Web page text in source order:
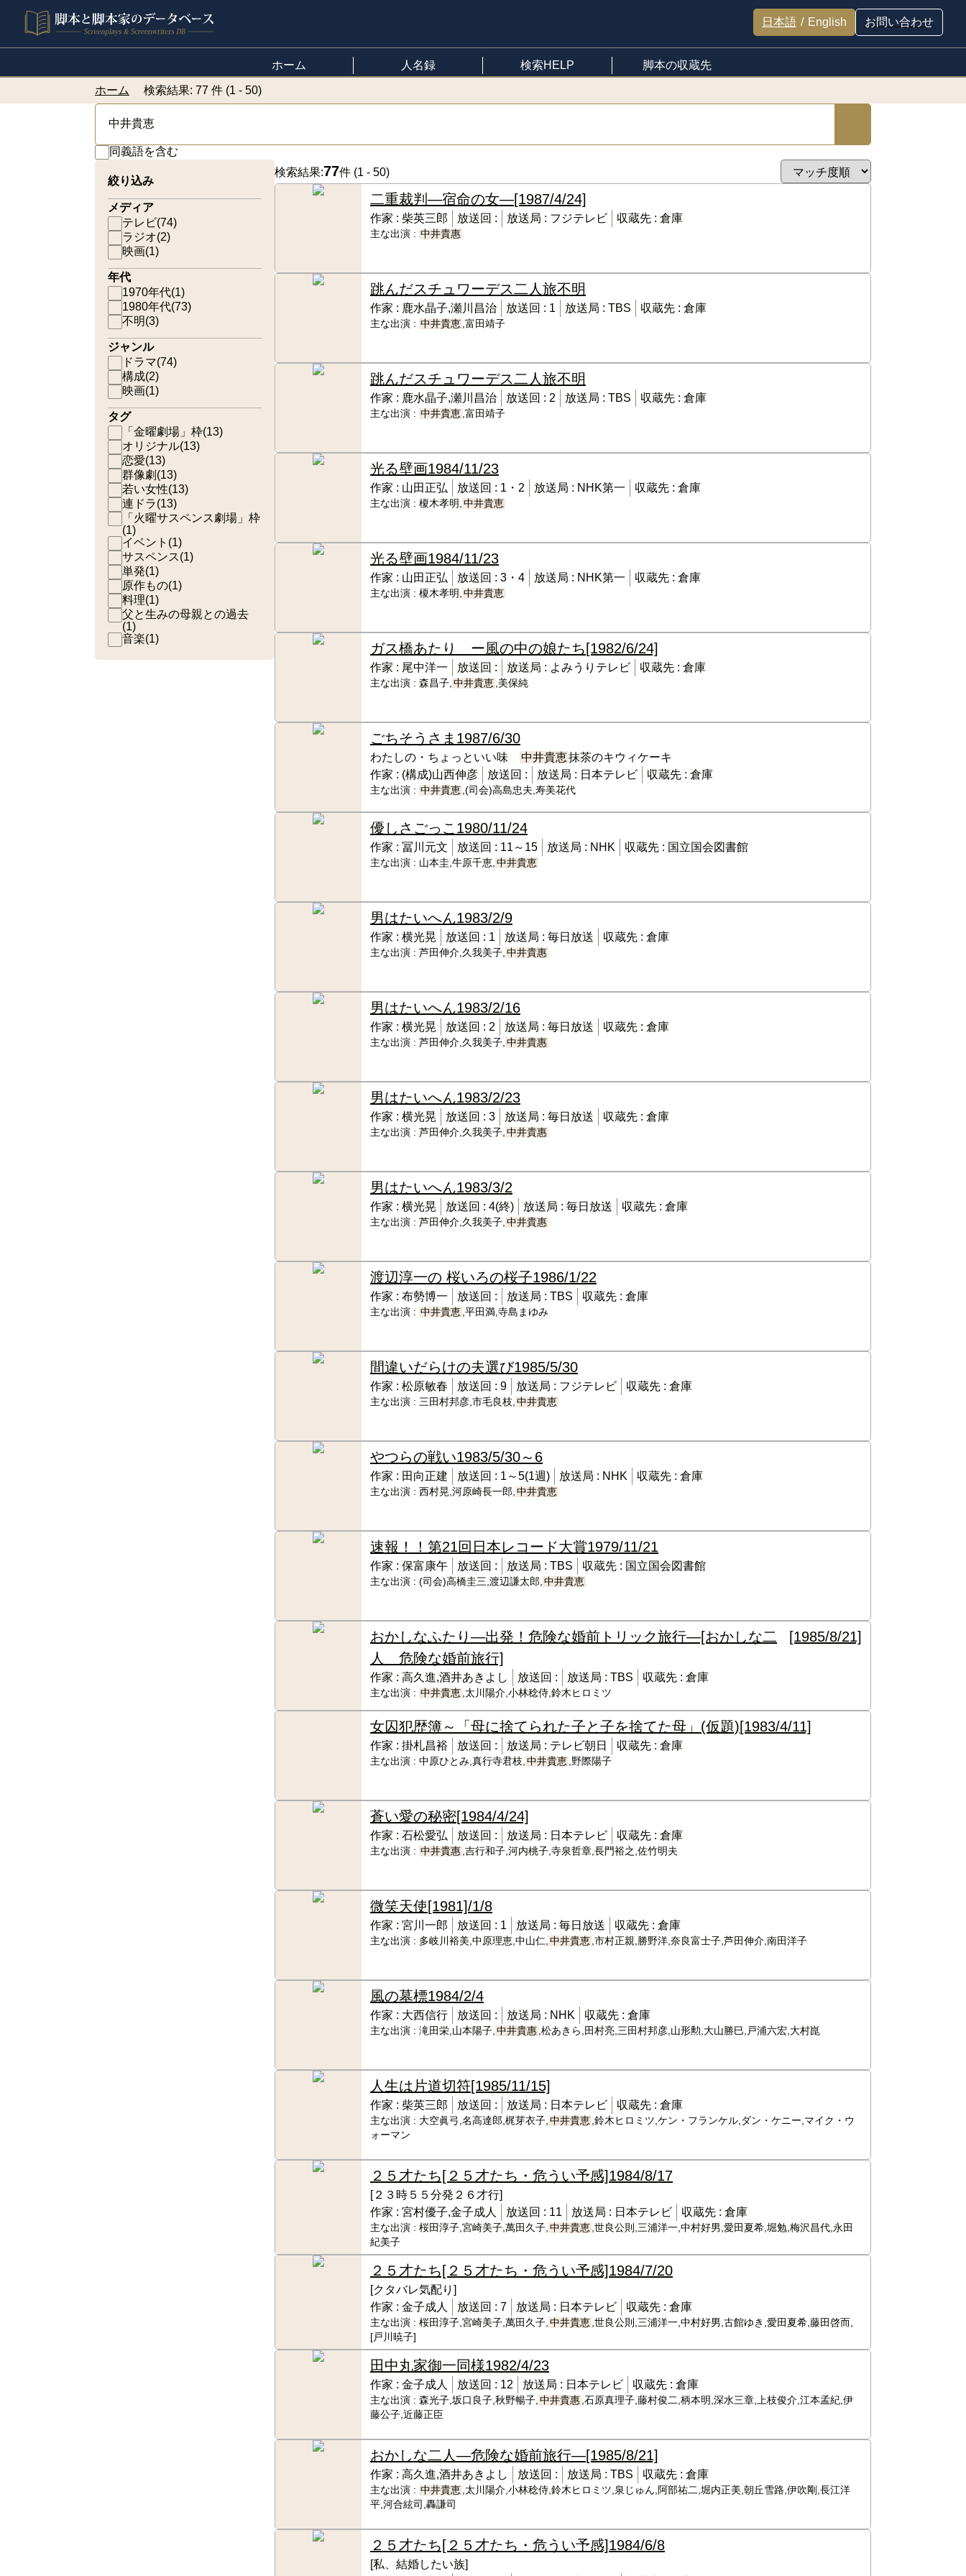
日本語 / English お問い合わせ
ホーム 人名録 検索HELP 脚本の収蔵先
ホーム 検索結果: 77 件 (1 - 50)
同義語を含む
絞り込み
メディア
テレビ(74)
ラジオ(2)
映画(1)
年代
1970年代(1)
1980年代(73)
不明(3)
ジャンル
ドラマ(74)
構成(2)
映画(1)
タグ
「金曜劇場」枠(13)
オリジナル(13)
恋愛(13)
群像劇 (13)
若い女性(13)
連ドラ(13)
「火曜サスペンス劇場」枠
(1)
イベント (1)
サスペンス(1)
単発(1)
原作もの(1)
料理(1)
父と生みの母親との過去
(1)
音楽(1)
検索結果:77件 (1 - 50)
二重裁判—宿命の女—[1987/4/24]
作家 : 柴英三郎 放送回 : 放送局 : フジテレビ 収蔵先 : 倉庫
主な出演 : 中井貴惠
跳んだスチュワーデス二人旅不明
作家 : 鹿水晶子,瀬川昌治 放送回 : 1 放送局 : TBS 収蔵先 : 倉庫
主な出演 : 中井貴恵 ,富田靖子
跳んだスチュワーデス二人旅不明
作家 : 鹿水晶子,瀬川昌治 放送回 : 2 放送局 : TBS 収蔵先 : 倉庫
主な出演 : 中井貴恵 ,富田靖子
光る壁画1984/11/23
作家 : 山田正弘 放送回 : 1・2 放送局 : NHK第一 収蔵先 : 倉庫
主な出演 : 榎木孝明, 中井貴恵
光る壁画1984/11/23
作家 : 山田正弘 放送回 : 3・4 放送局 : NHK第一 収蔵先 : 倉庫
主な出演 : 榎木孝明, 中井貴恵
ガス橋あたり ー風の中の娘たち[1982/6/24]
作家 : 尾中洋一 放送回 : 放送局 : よみうりテレビ 収蔵先 : 倉庫
主な出演 : 森昌子, 中井貴恵 ,美保純
ごちそうさま 1987/6/30
わたしの・ちょっといい味 中井貴恵抹茶のキウィケーキ
作家 : (構成)山西伸彦 放送回 : 放送局 : 日本テレビ 収蔵先 : 倉庫
主な出演 : 中井貴恵 ,(司会)高島忠夫,寿美花代
優しさごっこ 1980/11/24
作家 : 冨川元文 放送回 : 11～15 放送局 : NHK 収蔵先 : 国立国会図書館
主な出演 : 山本圭,牛原千恵, 中井貴恵
男はたいへん1983/2/9
作家 : 横光晃 放送回 : 1 放送局 : 毎日放送 収蔵先 : 倉庫
主な出演 : 芦田伸介,久我美子, 中井貴惠
男はたいへん1983/2/16
作家 : 横光晃 放送回 : 2 放送局 : 毎日放送 収蔵先 : 倉庫
主な出演 : 芦田伸介,久我美子, 中井貴惠
男はたいへん1983/2/23
作家 : 横光晃 放送回 : 3 放送局 : 毎日放送 収蔵先 : 倉庫
主な出演 : 芦田伸介,久我美子, 中井貴惠
男はたいへん1983/3/2
作家 : 横光晃 放送回 : 4(終) 放送局 : 毎日放送 収蔵先 : 倉庫
主な出演 : 芦田伸介,久我美子, 中井貴惠
渡辺淳一の 桜いろの桜子1986/1/22
作家 : 布勢博一 放送回 : 放送局 : TBS 収蔵先 : 倉庫
主な出演 : 中井貴恵 ,平田満,寺島まゆみ
間違いだらけの夫選び1985/5/30
作家 : 松原敏春 放送回 : 9 放送局 : フジテレビ 収蔵先 : 倉庫
主な出演 : 三田村邦彦,市毛良枝, 中井貴恵
やつらの戦い1983/5/30～6
作家 : 田向正建 放送回 : 1～5(1週) 放送局 : NHK 収蔵先 : 倉庫
主な出演 : 西村晃,河原崎長一郎, 中井貴恵
速報！！第21回日本レコード大賞1979/11/21
作家 : 保富康午 放送回 : 放送局 : TBS 収蔵先 : 国立国会図書館
主な出演 : (司会)高橋圭三,渡辺謙太郎, 中井貴恵
おかしなふたり―出発！危険な婚前トリック旅行―[おかしな二
人 危険な婚前旅行]
[1985/8/21]
作家 : 高久進,酒井あきよし 放送回 : 放送局 : TBS 収蔵先 : 倉庫
主な出演 : 中井貴恵 ,太川陽介,小林稔侍,鈴木ヒロミツ
女囚犯歴簿～「母に捨てられた子と子を捨てた母」(仮題)[1983/4/11]
作家 : 掛札昌裕 放送回 : 放送局 : テレビ朝日 収蔵先 : 倉庫
主な出演 : 中原ひとみ,真行寺君枝, 中井貴恵 ,野際陽子
蒼い愛の秘密[1984/4/24]
作家 : 石松愛弘 放送回 : 放送局 : 日本テレビ 収蔵先 : 倉庫
主な出演 : 中井貴惠 ,吉行和子,河内桃子,寺泉哲章,長門裕之,佐竹明夫
微笑天使[1981]/1/8
作家 : 宮川一郎 放送回 : 1 放送局 : 毎日放送 収蔵先 : 倉庫
主な出演 : 多岐川裕美,中原理恵,中山仁, 中井貴恵 ,市村正親,勝野洋,奈良富士子,芦田伸介,南田洋子
風の墓標1984/2/4
作家 : 大西信行 放送回 : 放送局 : NHK 収蔵先 : 倉庫
主な出演 : 滝田栄,山本陽子, 中井貴惠 ,松あきら,田村亮,三田村邦彦,山形勲,大山勝巳,戸浦六宏,大村崑
人生は片道切符[1985/11/15]
作家 : 柴英三郎 放送回 : 放送局 : 日本テレビ 収蔵先 : 倉庫
主な出演 : 大空眞弓,名高達郎,梶芽衣子, 中井貴恵 ,鈴木ヒロミツ,ケン・フランケル,ダン・ケニー,マイク・ウ
ォーマン
２５才たち[２５才たち・危うい予感]1984/8/17
[２３時５５分発２６才行]
作家 : 宮村優子,金子成人 放送回 : 11 放送局 : 日本テレビ 収蔵先 : 倉庫
主な出演 : 桜田淳子,宮崎美子,萬田久子, 中井貴恵 ,世良公則,三浦洋一,中村好男,愛田夏希,堀勉,梅沢昌代,永田
紀美子
２５才たち[２５才たち・危うい予感]1984/7/20
[クタバレ気配り]
作家 : 金子成人 放送回 : 7 放送局 : 日本テレビ 収蔵先 : 倉庫
主な出演 : 桜田淳子,宮崎美子,萬田久子, 中井貴恵 ,世良公則,三浦洋一,中村好男,古館ゆき,愛田夏希,藤田啓而,
[戸川暁子]
田中丸家御一同様1982/4/23
作家 : 金子成人 放送回 : 12 放送局 : 日本テレビ 収蔵先 : 倉庫
主な出演 : 森光子,坂口良子,秋野暢子, 中井貴惠 ,石原真理子,藤村俊二,柄本明,深水三章,上枝俊介,江本孟紀,伊
藤公子,近藤正臣
おかしな二人―危険な婚前旅行―[1985/8/21]
作家 : 高久進,酒井あきよし 放送回 : 放送局 : TBS 収蔵先 : 倉庫
主な出演 : 中井貴恵 ,太川陽介,小林稔侍,鈴木ヒロミツ,泉じゅん,阿部祐二,堀内正美,朝丘雪路,伊吹剛,長江洋
平,河合絃司,轟謙司
２５才たち[２５才たち・危うい予感]1984/6/8
[私、結婚したい族]